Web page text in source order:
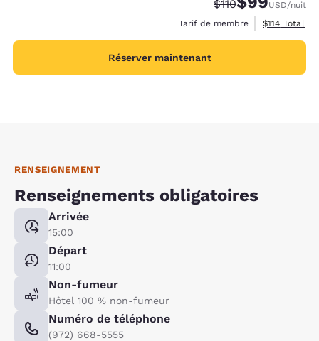
Tarif barré :
$110Tarif réduit :
USD/nuit
Tarif de membre
Afficher les
$114 Total
Réserver maintenant
RENSEIGNEMENT
Renseignements obligatoires
Arrivée
15:00
Départ
11:00
Non-fumeur
Hôtel 100 % non-fumeur
Numéro de téléphone
(972) 668-5555